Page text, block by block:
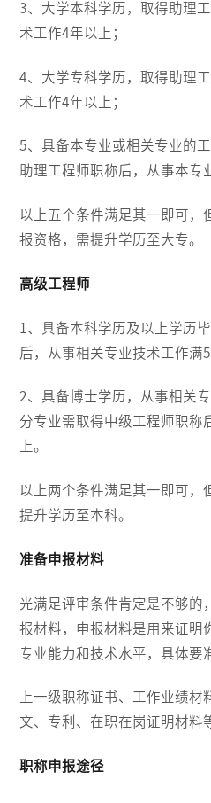
3、大学本科学历，取得助理
术工作4年以上；
4、大学专科学历，取得助理
术工作4年以上；
5、具备本专业或相关专业的
助理工程师职称后，从事本专
以上五个条件满足其一即可，
报资格，需提升学历至大专。
高级工程师
1、具备本科学历及以上学历
后，从事相关专业技术工作满5
2、具备博士学历，从事相关
分专业需取得中级工程师职称
上。
以上两个条件满足其一即可，
提升学历至本科。
准备申报材料
光满足评审条件肯定是不够的
报材料，申报材料是用来证明
专业能力和技术水平，具体要
上一级职称证书、工作业绩
文、专利、在职在岗证明材料
职称申报途径